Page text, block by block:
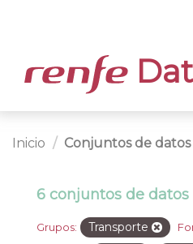
Inicio Conjuntos de datos
6 conjuntos de
Grupos: Transporte